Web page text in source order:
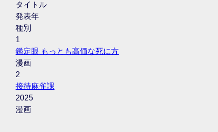
タイトル
発表年
種別
1
鑑定眼 もっとも高価な死に方
漫画
2
接待麻雀課
2025
漫画